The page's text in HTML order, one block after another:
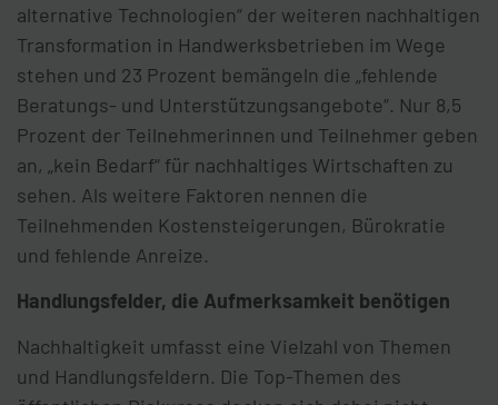
alternative Technologien“ der weiteren nachhaltigen
Transformation in Handwerksbetrieben im Wege
stehen und 23 Prozent bemängeln die „fehlende
Beratungs- und Unterstützungsangebote“. Nur 8,5
Prozent der Teilnehmerinnen und Teilnehmer geben
an, „kein Bedarf“ für nachhaltiges Wirtschaften zu
sehen. Als weitere Faktoren nennen die
Teilnehmenden Kostensteigerungen, Bürokratie
und fehlende Anreize.
Handlungsfelder, die Aufmerksamkeit benötigen
Nachhaltigkeit umfasst eine Vielzahl von Themen
und Handlungsfeldern. Die Top-Themen des